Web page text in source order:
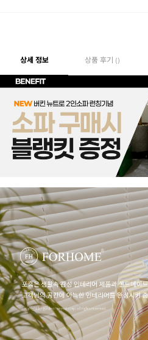
상세 정보 상품 후기 ()